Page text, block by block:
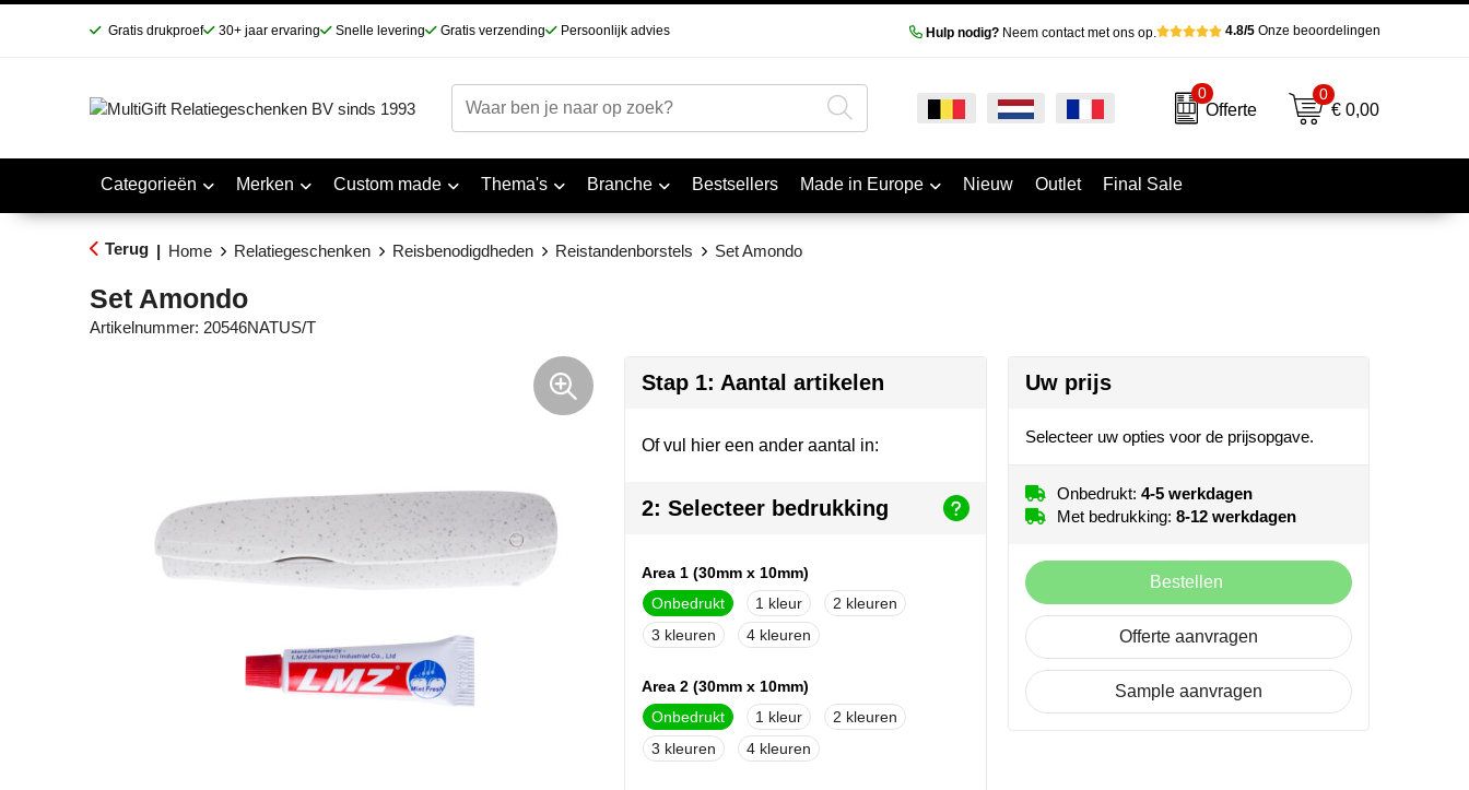
Gratis drukproef 30+ jaar ervaring Snelle levering Gratis verzending Persoonlijk advies Hulp nodig?Neem contact met ons op. 4.8/5Onze beoordelingen
0
Offerte
0
€ 0,00
Categorieën Merken Custom made Thema's Branche Bestsellers Made in Europe Nieuw Outlet Final Sale
Terug | Home Relatiegeschenken Reisbenodigdheden Reistandenborstels Set Amondo
Set Amondo
Artikelnummer: 20546NATUS/T
Stap 1: Aantal artikelen
Of vul hier een ander aantal in:
2: Selecteer bedrukking
Area 1 (30mm x 10mm)
Onbedrukt
1
2
3
4
Area 2 (30mm x 10mm)
Onbedrukt
1
2
3
4
Uw prijs
Selecteer uw opties voor de prijsopgave.
Onbedrukt: 4-5 werkdagen
Met bedrukking: 8-12 werkdagen
Bestellen
Offerte aanvragen
Sample aanvragen